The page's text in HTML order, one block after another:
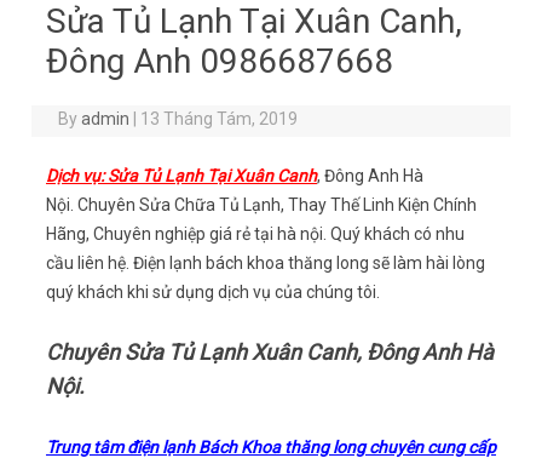
Sửa Tủ Lạnh Tại Xuân Canh,
Đông Anh 0986687668
Byadmin 13 Tháng Tám, 2019
Dịch vụ: Sửa Tủ Lạnh Tại Xuân Canh, Đông Anh Hà
Nội. Chuyên Sửa Chữa Tủ Lạnh, Thay Thế Linh Kiện Chính
Hãng, Chuyên nghiệp giá rẻ tại hà nội. Quý khách có nhu
cầu liên hệ. Điện lạnh bách khoa thăng long sẽ làm hài lòng
quý khách khi sử dụng dịch vụ của chúng tôi.
Chuyên Sửa Tủ Lạnh Xuân Canh, Đông Anh Hà
Nội.
Trung tâm điện lạnh Bách Khoa thăng long chuyên cung cấp